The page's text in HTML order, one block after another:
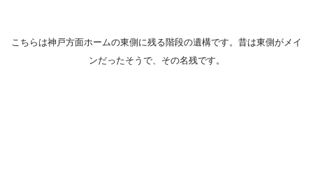
こちらは神戸方面ホームの東側に残る階段の遺構です。昔は東側がメイ
ンだったそうで、その名残です。